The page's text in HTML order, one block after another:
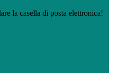
la casella di posta elettronica!